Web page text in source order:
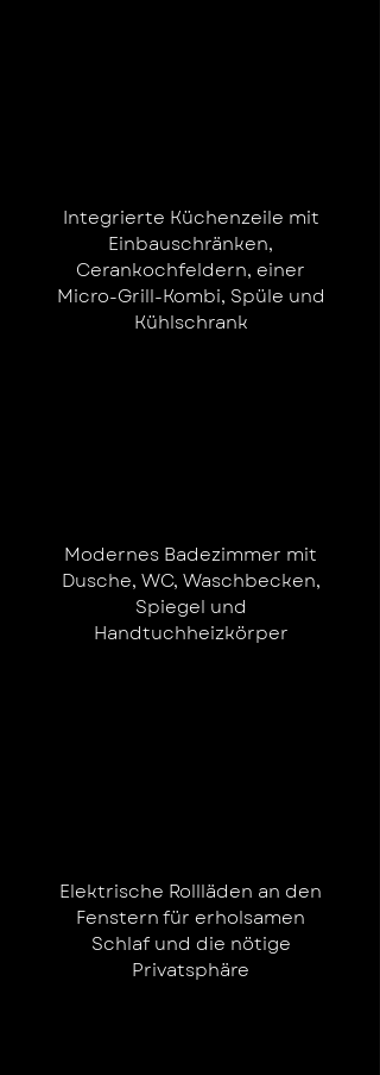
Integrierte Küchenzeile mit
Einbauschränken,
Cerankochfeldern, einer
Micro-Grill-Kombi, Spüle und
Kühlschrank
Modernes Badezimmer mit
Dusche, WC, Waschbecken,
Spiegel und
Handtuchheizkörper
Elektrische Rollläden an den
Fenstern für erholsamen
Schlaf und die nötige
Privatsphäre